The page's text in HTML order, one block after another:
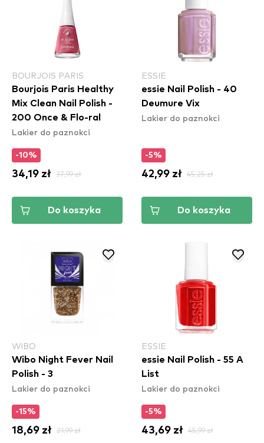
BOURJOIS PARIS
Bourjois Paris Healthy
Mix Clean Nail Polish -
200 Once & Flo-ral
Lakier do paznokci
-10%
34,19 zł 37,99 zł
Do koszyka
ESSIE
essie Nail Polish - 40
Deumure Vix
Lakier do paznokci
-5%
42,99 zł 45,25 zł
Do koszyka
WIBO
Wibo Night Fever Nail
Polish - 3
Lakier do paznokci
-15%
18,69 zł 21,99 zł
ESSIE
essie Nail Polish - 55 A
List
Lakier do paznokci
-5%
43,69 zł 45,99 zł